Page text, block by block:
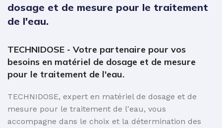
dosage et de mesure pour le traitement
de l'eau.
TECHNIDOSE - Votre partenaire pour vos
besoins en matériel de dosage et de mesure
pour le traitement de l'eau.
TECHNIDOSE, expert en matériel de dosage et de
mesure pour le traitement de l'eau, vous
accompagne dans le choix et la détermination des